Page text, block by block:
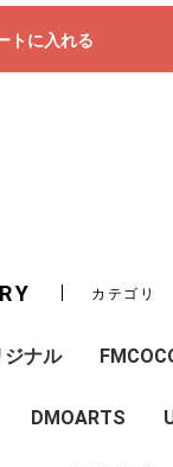
トに入れる
カテゴリ
ジナル
DMOARTS